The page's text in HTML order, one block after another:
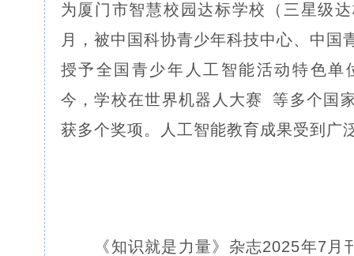
为厦门市智慧校园达标学校（三星级
月，被中国科协青少年科技中心、中国
授予全国青少年人工智能活动特色单
今，学校在世界机器人大赛
等多个国
获多个奖项。人工智能教育成果受到广
《知识就是力量》杂志2025年7月